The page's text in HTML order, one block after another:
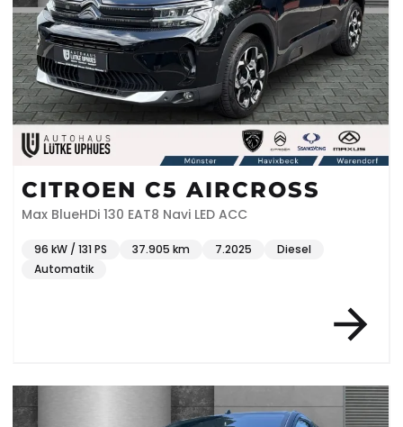
CITROEN C5 AIRCROSS
Max BlueHDi 130 EAT8 Navi LED ACC
96 kW / 131 PS 37.905 km 7.2025
Diesel
Automatik